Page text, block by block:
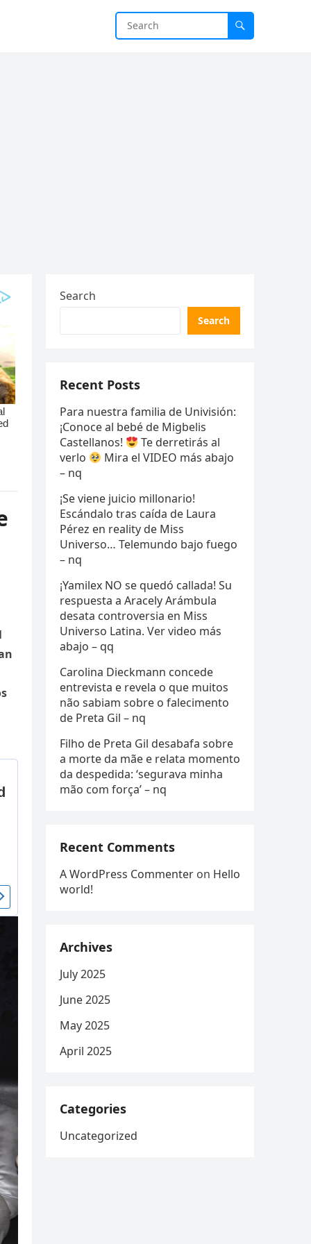
Search
Search
Recent Posts
Para nuestra familia de Univisión:
¡Conoce al bebé de Migbelis
Castellanos!
Te derretirás al
verlo
Mira el VIDEO más abajo
– nq
¡Se viene juicio millonario!
Escándalo tras caída de Laura
Pérez en reality de Miss
Universo… Telemundo bajo fuego
– nq
¡Yamilex NO se quedó callada! Su
respuesta a Aracely Arámbula
desata controversia en Miss
Universo Latina. Ver video más
abajo – qq
Carolina Dieckmann concede
entrevista e revela o que muitos
não sabiam sobre o falecimento
de Preta Gil – nq
Filho de Preta Gil desabafa sobre
a morte da mãe e relata momento
da despedida: ‘segurava minha
mão com força’ – nq
Recent Comments
A WordPress Commenter on Hello
world!
Archives
July 2025
June 2025
May 2025
April 2025
Categories
Uncategorized